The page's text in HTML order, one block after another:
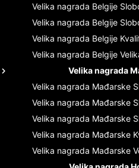
Velika nagrada Belgije
Velika nagrada Belgije
Velika nagrada Belgije
Velika nagrada Belgije
Velika nagrada
Velika nagrada Mađarske
Velika nagrada Mađarske
Velika nagrada Mađarske
Velika nagrada Mađarske
Velika nagrada Mađarske